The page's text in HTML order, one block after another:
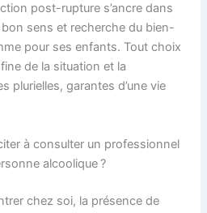
post-rupture s’ancre dans
sens et recherche du bien-
pour ses enfants. Tout choix
fine de la situation et la
plurielles, garantes d’une vie
à consulter un professionnel
alcoolique ?
chez soi, la présence de